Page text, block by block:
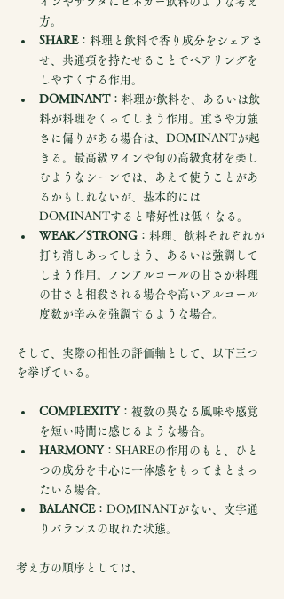
方。
SHARE：料理と飲料で香り成分をシェアさ
せ、共通項を持たせることでペアリングを
しやすくする作用。
DOMINANT：料理が飲料を、あるいは飲
料が料理をくってしまう作用。重さや力強
さに偏りがある場合は、DOMINANTが起
きる。最高級ワインや旬の高級食材を楽し
むようなシーンでは、あえて使うことがあ
るかもしれないが、基本的には
DOMINANTすると嗜好性は低くなる。
WEAK／STRONG ：料理、飲料それぞれが
打ち消しあってしまう、あるいは強調して
しまう作用。ノンアルコールの甘さが料理
の甘さと相殺される場合や高いアルコール
度数が辛みを強調するような場合。
そして、実際の相性の評価軸として、以下三つ
を挙げている。
COMPLEXITY：複数の異なる風味や感覚
を短い時間に感じるような場合。
HARMONY：SHAREの作用のもと、ひと
つの成分を中心に一体感をもってまとまっ
たいる場合。
BALANCE：DOMINANTがない、文字通
りバランスの取れた状態。
考え方の順序としては、